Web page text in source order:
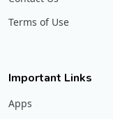
Terms of Use
Important Links
Apps